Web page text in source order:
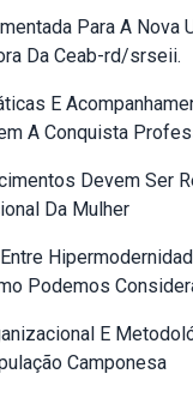
Para A Nova
Da Ceab-rd/srseii.
E
A Conquista
Devem Ser
Da Mulher
Podemos
E
Camponesa